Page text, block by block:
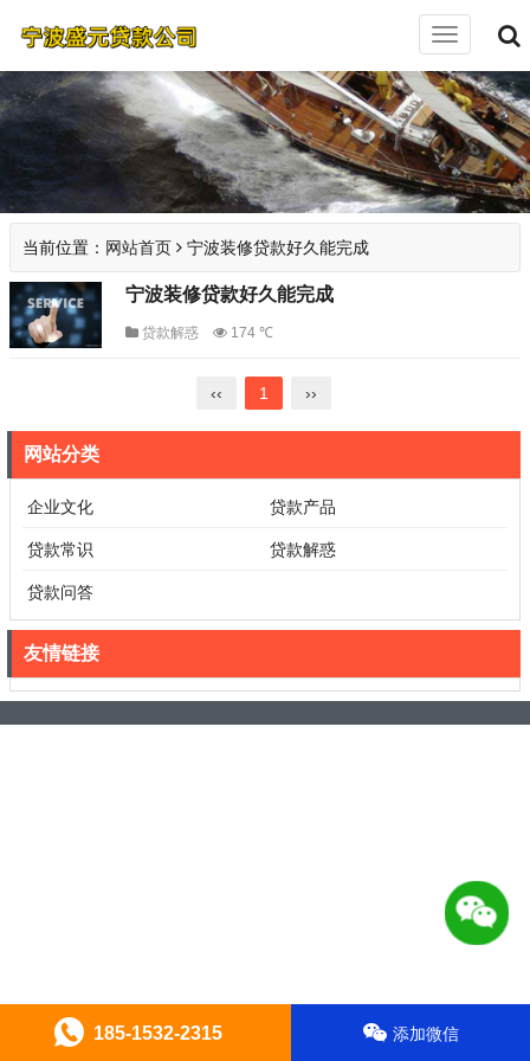
切
导
航
当前位置： 网站首页 宁波装修贷款好久能完成
宁波装修贷款好久能完成
贷款解惑 174 ℃
‹‹ 1 ››
网站分类
企业文化 贷款产品
贷款常识 贷款解惑
贷款问答
友情链接
185-1532-2315 添加微信